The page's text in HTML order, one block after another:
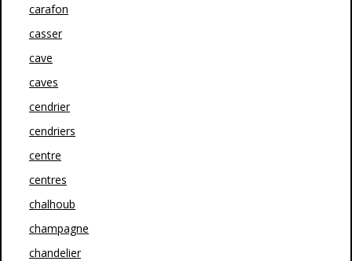
carafon
casser
cave
caves
cendrier
cendriers
centre
centres
chalhoub
champagne
chandelier